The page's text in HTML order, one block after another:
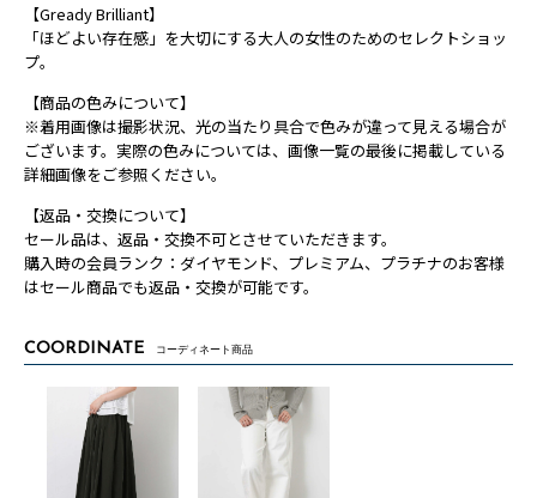
【Gready Brilliant】
「ほどよい存在感」を大切にする大人の女性のためのセレクトショッ
プ。
【商品の色みについて】
※着用画像は撮影状況、光の当たり具合で色みが違って見える場合が
ございます。実際の色みについては、画像一覧の最後に掲載している
詳細画像をご参照ください。
【返品・交換について】
セール品は、返品・交換不可とさせていただきます。
購入時の会員ランク：ダイヤモンド、プレミアム、プラチナのお客様
はセール商品でも返品・交換が可能です。
COORDINATE コーディネート商品